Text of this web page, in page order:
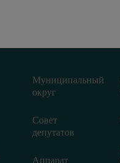
Муниципальный
округ
Совет
депутатов
Аппарат